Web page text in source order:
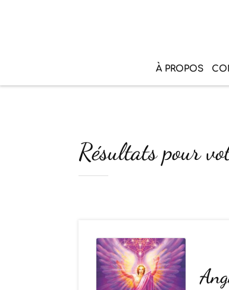
À PROPOS
Résultats pour